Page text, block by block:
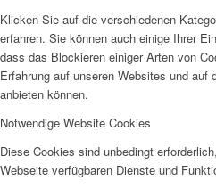
Klicken Sie auf die verschiedenen
erfahren. Sie können auch einige Ihrer
dass das Blockieren einiger Arten von
Erfahrung auf unseren Websites und auf
anbieten können.
Notwendige Website Cookies
Diese Cookies sind unbedingt
Webseite verfügbaren Dienste und